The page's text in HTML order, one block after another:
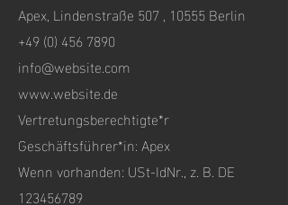
Apex, Lindenstraße 507 , 10555 Berlin
+49 (0) 456 7890
info@website.com
www.website.de
Vertretungsberechtigte*r
Geschäftsführer*in: Apex
Wenn vorhanden: USt-IdNr., z. B. DE
123456789